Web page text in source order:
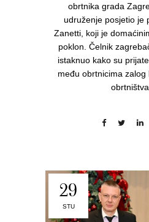
obrtnika grada
udruženje posjetio je
Zanetti, koji je
poklon. Čelnik
istaknuo kako su
među obrtnicima zalog
29
STU